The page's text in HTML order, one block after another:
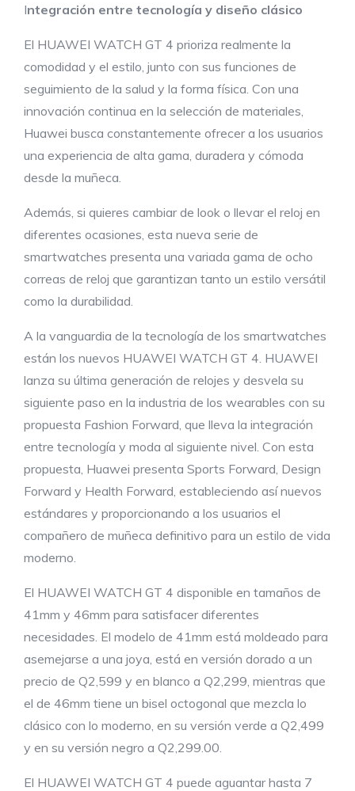
Integración entre tecnología y diseño clásico
El HUAWEI WATCH GT 4 prioriza realmente la
comodidad y el estilo, junto con sus funciones de
seguimiento de la salud y la forma física. Con una
innovación continua en la selección de materiales,
Huawei busca constantemente ofrecer a los usuarios
una experiencia de alta gama, duradera y cómoda
desde la muñeca.
Además, si quieres cambiar de look o llevar el reloj en
diferentes ocasiones, esta nueva serie de
smartwatches presenta una variada gama de ocho
correas de reloj que garantizan tanto un estilo versátil
como la durabilidad.
A la vanguardia de la tecnología de los smartwatches
están los nuevos HUAWEI WATCH GT 4. HUAWEI
lanza su última generación de relojes y desvela su
siguiente paso en la industria de los wearables con su
propuesta Fashion Forward, que lleva la integración
entre tecnología y moda al siguiente nivel. Con esta
propuesta, Huawei presenta Sports Forward, Design
Forward y Health Forward, estableciendo así nuevos
estándares y proporcionando a los usuarios el
compañero de muñeca definitivo para un estilo de vida
moderno.
El HUAWEI WATCH GT 4 disponible en tamaños de
41mm y 46mm para satisfacer diferentes
necesidades. El modelo de 41mm está moldeado para
asemejarse a una joya, está en versión dorado a un
precio de Q2,599 y en blanco a Q2,299, mientras que
el de 46mm tiene un bisel octogonal que mezcla lo
clásico con lo moderno, en su versión verde a Q2,499
y en su versión negro a Q2,299.00.
El HUAWEI WATCH GT 4 puede aguantar hasta 7